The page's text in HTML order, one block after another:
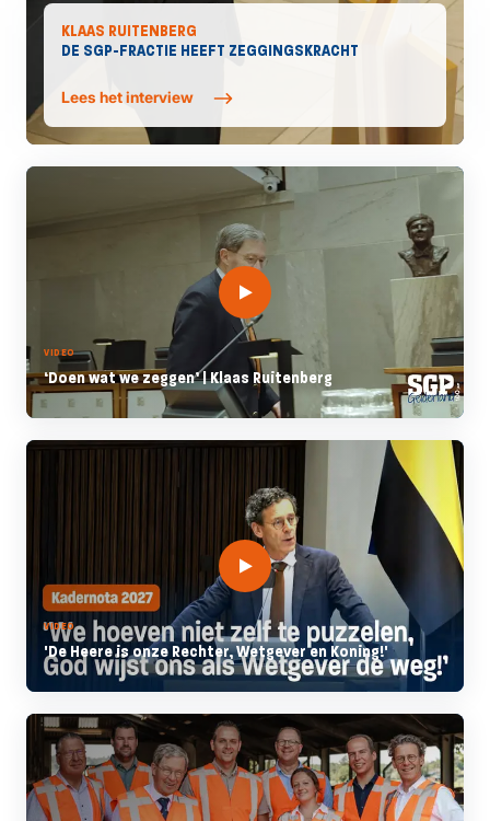
KLAAS RUITENBERG
DE SGP-FRACTIE HEEFT ZEGGINGSKRACHT
Lees het interview
VIDEO
‘Doen wat we zeggen’ | Klaas Ruitenberg
VIDEO
'De Heere is onze Rechter, Wetgever en Koning!'